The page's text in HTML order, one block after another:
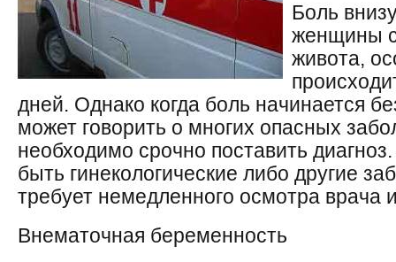
Боль
женщины
живота,
дней. Однако когда боль начинается
может говорить о многих опасных
необходимо срочно поставить
быть гинекологические либо другие
требует немедленного осмотра врача
Внематочная беременность